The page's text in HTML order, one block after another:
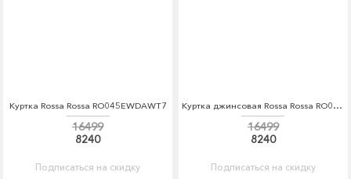
Куртка Rossa Rossa RO045EWDAWT7
16499
8240
Подписаться на скидку
Куртка джинсовая Rossa Rossa RO045EWDAWT8
16499
8240
Подписаться на скидку